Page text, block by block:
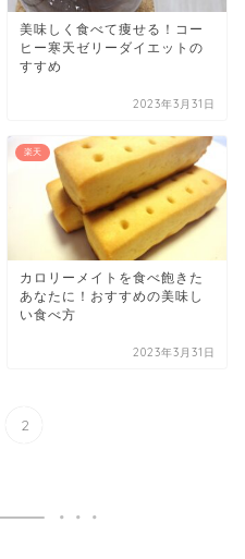
美味しく食べて痩せる！コー
ヒー寒天ゼリーダイエットの
すすめ
2023年3月31日
楽天
カロリーメイトを食べ飽きた
あなたに！おすすめの美味し
い食べ方
2023年3月31日
2